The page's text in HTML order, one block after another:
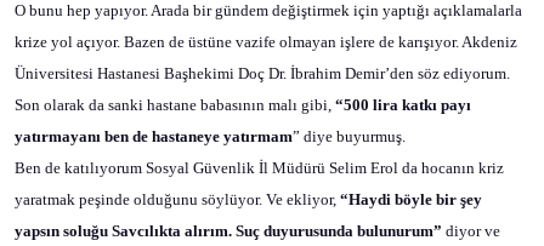
O bunu hep yapıyor. Arada bir gündem değiştirmek için yaptığı açıklamalarla
krize yol açıyor. Bazen de üstüne vazife olmayan işlere de karışıyor. Akdeniz
Üniversitesi Hastanesi Başhekimi Doç Dr. İbrahim Demir’den söz ediyorum.
Son olarak da sanki hastane babasının malı gibi, “500 lira katkı payı
yatırmayanı ben de hastaneye yatırmam” diye buyurmuş.
Ben de katılıyorum Sosyal Güvenlik İl Müdürü Selim Erol da hocanın kriz
yaratmak peşinde olduğunu söylüyor. Ve ekliyor, “Haydi böyle bir şey
yapsın soluğu Savcılıkta alırım. Suç duyurusunda bulunurum” diyor ve